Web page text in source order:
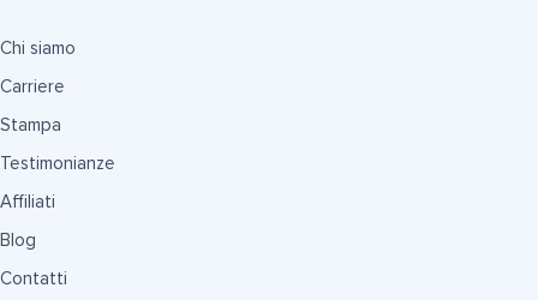
Chi siamo
Carriere
Stampa
Testimonianze
Affiliati
Blog
Contatti